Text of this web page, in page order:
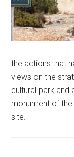
the actions that
views on the
cultural park and
monument of
site.